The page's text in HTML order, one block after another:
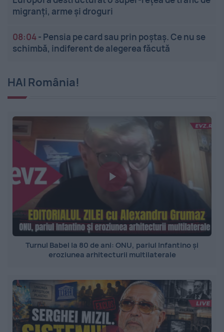
migranți, arme și droguri
08:04- Pensia pe card sau prin poștaș. Ce nu se
schimbă, indiferent de alegerea făcută
HAI România!
Turnul Babel la 80 de ani: ONU, pariul Infantino și
eroziunea arhitecturii multilaterale